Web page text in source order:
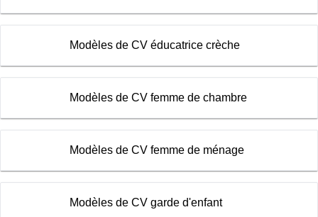
Modèles de CV éducatrice crèche
Modèles de CV femme de chambre
Modèles de CV femme de ménage
Modèles de CV garde d'enfant